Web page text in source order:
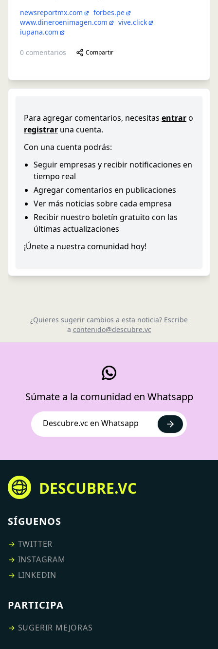
newsreportmx.com
forbes.pe
www.dineroenimagen.com
vive.click
iupana.com
0 comentarios Compartir
Para agregar comentarios, necesitas entraro
registrar una cuenta.
Con una cuenta podrás:
Seguir empresas y recibir notificaciones en
tiempo real
Agregar comentarios en publicaciones
Ver más noticias sobre cada empresa
Recibir nuestro boletín gratuito con las
últimas actualizaciones
¡Únete a nuestra comunidad hoy!
¿Quieres sugerir cambios a esta noticia? Escribe
a contenido@descubre.vc
Súmate a la comunidad en Whatsapp
Descubre.vc en Whatsapp
DESCUBRE.VC
SÍGUENOS
→ TWITTER
→ INSTAGRAM
→ LINKEDIN
PARTICIPA
→ SUGERIR MEJORAS